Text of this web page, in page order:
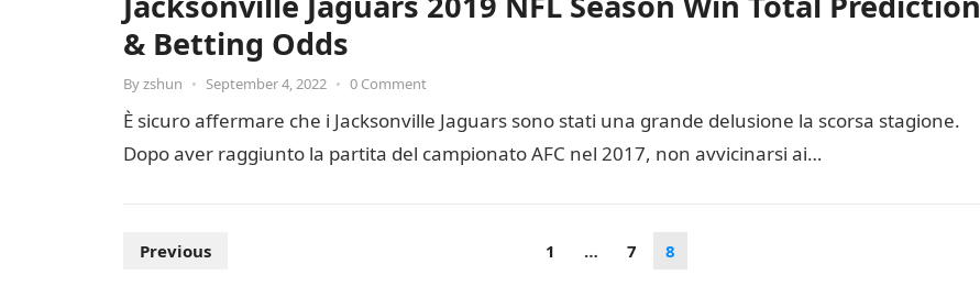
& Betting Odds
Byzshun • September 4, 2022 • 0 Comment
È sicuro affermare che i Jacksonville Jaguars sono stati una grande delusione la scorsa stagione.
Dopo aver raggiunto la partita del campionato AFC nel 2017, non avvicinarsi ai…
Posts
Previous 1 … 7 8